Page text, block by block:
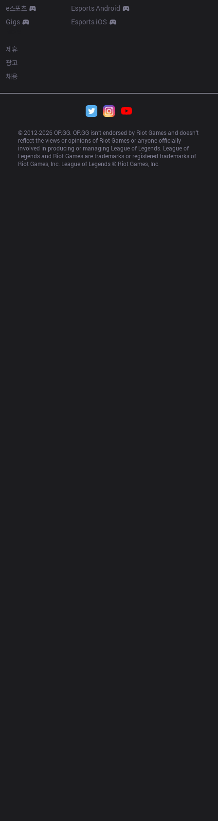
e스포츠
Gigs
Esports Android
Esports iOS
제휴
광고
채용
© 2012-2026 OP.GG. OP.GG isn’t endorsed by Riot Games and doesn’t
reflect the views or opinions of Riot Games or anyone officially
involved in producing or managing League of Legends. League of
Legends and Riot Games are trademarks or registered trademarks of
Riot Games, Inc. League of Legends © Riot Games, Inc.